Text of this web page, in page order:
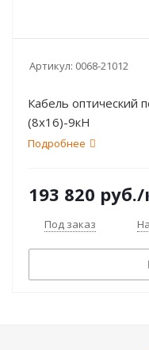
Артикул: 0068-21012
Кабель
(8х16)-9кН
Подробнее
193 820 руб./
Под заказ